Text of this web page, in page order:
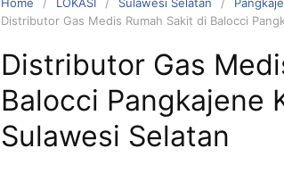
Distributor Gas Medis Rumah Sakit di Balocci
Distributor Gas
Balocci Pangkajene
Sulawesi Selatan